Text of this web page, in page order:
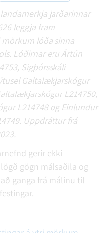
jarðarinnar
leggja fram
mörkum lóða sinna
Lóðirnar eru Ártún
Sigþórsskáli
Galtalækjarskógur
L214750,
L214748 og Einlundur
Uppdráttur frá
gerir ekki
gögn málsaðila og
ganga frá málinu til